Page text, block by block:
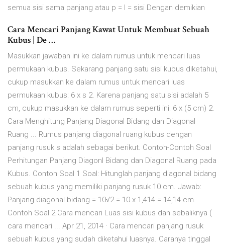
semua sisi sama panjang atau p = l = sisi Dengan demikian
Cara Mencari Panjang Kawat Untuk Membuat Sebuah
Kubus | De …
Masukkan jawaban ini ke dalam rumus untuk mencari luas
permukaan kubus. Sekarang panjang satu sisi kubus diketahui,
cukup masukkan ke dalam rumus untuk mencari luas
permukaan kubus: 6 x s 2. Karena panjang satu sisi adalah 5
cm, cukup masukkan ke dalam rumus seperti ini: 6 x (5 cm) 2.
Cara Menghitung Panjang Diagonal Bidang dan Diagonal
Ruang ... Rumus panjang diagonal ruang kubus dengan
panjang rusuk s adalah sebagai berikut. Contoh-Contoh Soal
Perhitungan Panjang Diagonl Bidang dan Diagonal Ruang pada
Kubus. Contoh Soal 1 Soal: Hitunglah panjang diagonal bidang
sebuah kubus yang memiliki panjang rusuk 10 cm. Jawab:
Panjang diagonal bidang = 10√2 = 10 x 1,414 = 14,14 cm.
Contoh Soal 2 Cara mencari Luas sisi kubus dan sebaliknya (
cara mencari ... Apr 21, 2014 · Cara mencari panjang rusuk
sebuah kubus yang sudah diketahui luasnya. Caranya tinggal